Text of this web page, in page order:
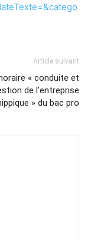
Article suivant
« conduite et
de l’entreprise
» du bac pro